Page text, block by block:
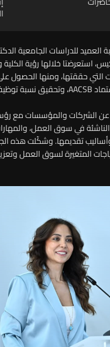
للدراسات الجامعية
استعرضتا خلالها رؤية الكلية
والمؤسسات مع رؤساء
في سوق العمل،
تقديمها. وشكّلت هذه
المتغيرة لسوق العمل وتعزيز